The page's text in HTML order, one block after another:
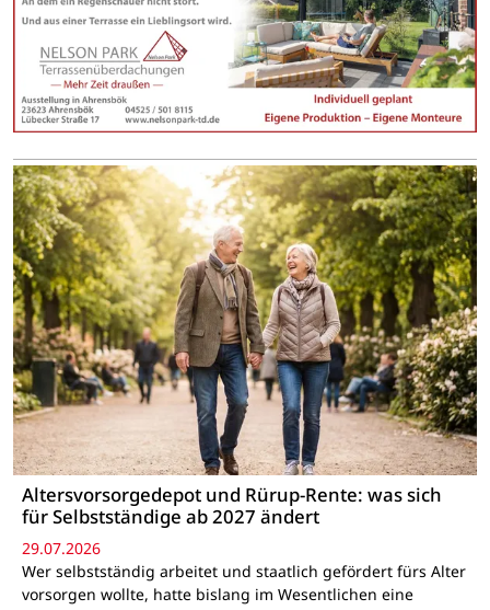
Altersvorsorgedepot und Rürup-Rente: was sich
für Selbstständige ab 2027 ändert
29.07.2026
Wer selbstständig arbeitet und staatlich gefördert fürs Alter
vorsorgen wollte, hatte bislang im Wesentlichen eine